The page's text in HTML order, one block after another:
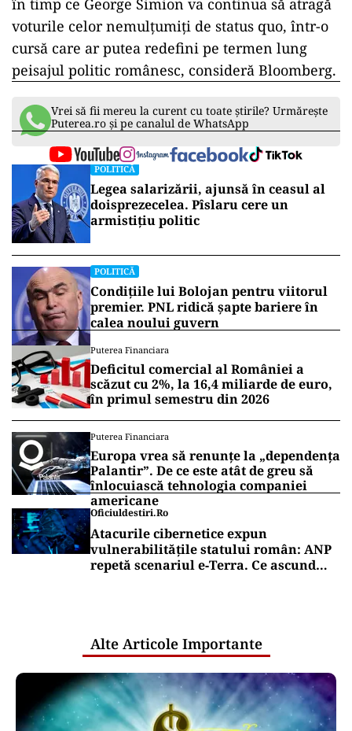
în timp ce George Simion va continua să atragă
voturile celor nemulțumiți de status quo, într-o
cursă care ar putea redefini pe termen lung
peisajul politic românesc, consideră Bloomberg.
Vrei să fii mereu la curent cu toate știrile? Urmărește
Puterea.ro și pe canalul de WhatsApp
POLITICĂ
Legea salarizării, ajunsă în ceasul al
doisprezecelea. Pîslaru cere un
armistițiu politic
POLITICĂ
Condițiile lui Bolojan pentru viitorul
premier. PNL ridică șapte bariere în
calea noului guvern
Puterea Financiara
Deficitul comercial al României a
scăzut cu 2%, la 16,4 miliarde de euro,
în primul semestru din 2026
Puterea Financiara
Europa vrea să renunțe la „dependența
Palantir”. De ce este atât de greu să
înlocuiască tehnologia companiei
americane
Oficiuldestiri.ro
Atacurile cibernetice expun
vulnerabilitățile statului român: ANP
repetă scenariul e‑Terra. Ce ascund
Alte Articole Importante